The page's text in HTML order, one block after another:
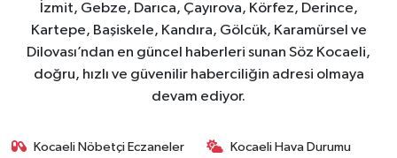
İzmit, Gebze, Darıca, Çayırova, Körfez, Derince,
Kartepe, Başiskele, Kandıra, Gölcük, Karamürsel ve
Dilovası’ndan en güncel haberleri sunan Söz Kocaeli,
doğru, hızlı ve güvenilir haberciliğin adresi olmaya
devam ediyor.
Kocaeli Nöbetçi Eczaneler Kocaeli Hava Durumu